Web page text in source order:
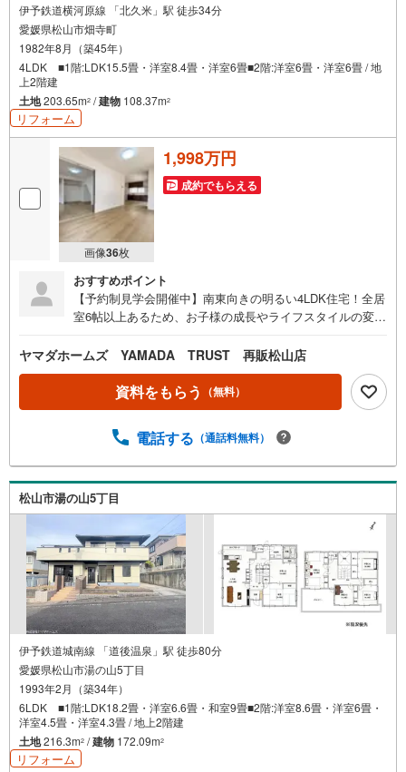
伊予鉄道横河原線 「北久米」駅 徒歩34分
愛媛県松山市畑寺町
1982年8月（築45年）
4LDK ■1階:LDK15.5畳・洋室8.4畳・洋室6畳■2階:洋室6畳・洋室6畳 / 地
上2階建
土地203.65m2 /建物 108.37m2
リフォーム
画像36枚
1,998万円
成約でもらえる
おすすめポイント
【予約制見学会開催中】南東向きの明るい4LDK住宅！全居
室6帖以上あるため、お子様の成長やライフスタイルの変化
まで徒歩約7分とお子様にも優しい立地です。ご案内は順次
受付中です。皆様からのお問い合わせ、お待ちしておりま
す。*当社売主につき仲介手数料不要*瑕疵保険付き（2年
間）*施工プランとデザインは設計士と共同考案*住宅ロー
内窓リフォームのご提案も可能。補助金制度を利用して費
方におすすめです）*各税制優遇（住宅ローン、不動産取得
税、登録免許税）控除対象【リフォーム内容】・水回り一
式交換（キッチン・お風呂・洗面化粧台・トイレ）・キッ
チン食洗器付き・全室クロス張替え・全室床張替え・建具
交換・照明交換・シューズボックス新品交換・外壁塗装
ヤマダホームズ YAMADA TRUST 再販松山店
資料をもらう （無料）
電話する （通話料無料）
松山市湯の山5丁目
伊予鉄道城南線 「道後温泉」駅 徒歩80分
愛媛県松山市湯の山5丁目
1993年2月（築34年）
6LDK ■1階:LDK18.2畳・洋室6.6畳・和室9畳■2階:洋室8.6畳・洋室6畳・
洋室4.5畳・洋室4.3畳 / 地上2階建
土地216.3m2 /建物 172.09m2
リフォーム